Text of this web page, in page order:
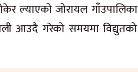
ल्याएको जोरायल गाँउपालिका
आउदै गरेको समयमा विद्युतको